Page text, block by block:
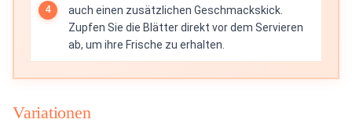
auch einen zusätzlichen Geschmackskick.
Zupfen Sie die Blätter direkt vor dem Servieren
ab, um ihre Frische zu erhalten.
Variationen